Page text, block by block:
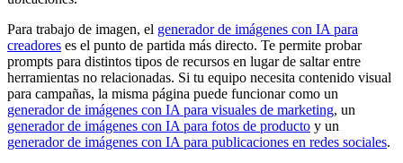
Para trabajo de imagen, el generador de imágenes con IA para
creadores es el punto de partida más directo. Te permite probar
prompts para distintos tipos de recursos en lugar de saltar entre
herramientas no relacionadas. Si tu equipo necesita contenido visual
para campañas, la misma página puede funcionar como un
generador de imágenes con IA para visuales de marketing, un
generador de imágenes con IA para fotos de producto y un
generador de imágenes con IA para publicaciones en redes sociales.